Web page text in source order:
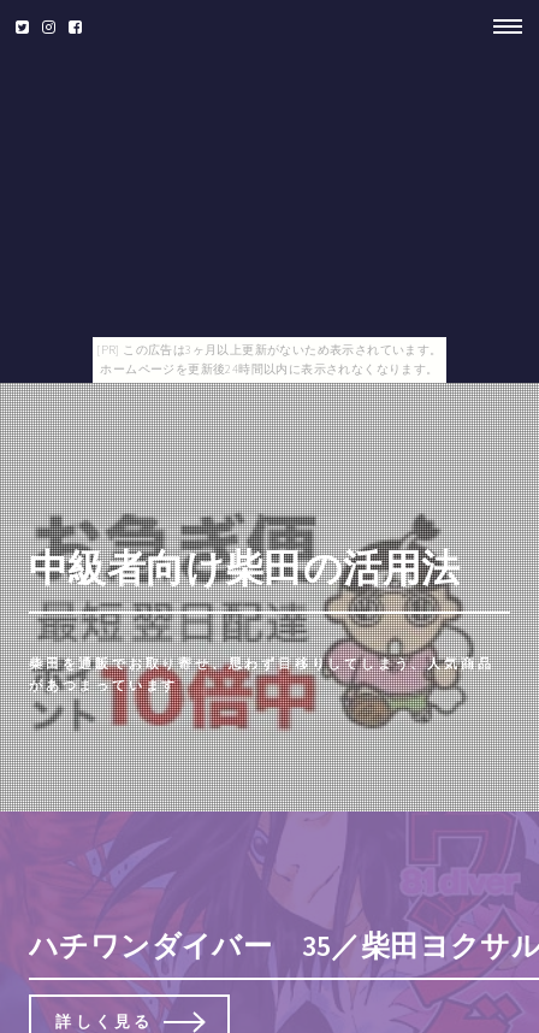
[PR] この広告は3ヶ月以上更新がないため表示されています。
ホームページを更新後24時間以内に表示されなくなります。
中級者向け柴田の活用法
柴田を通販でお取り寄せ、思わず目移りしてしまう、人気商品
があつまっています
ハチワンダイバー 35／柴田ヨクサ
詳しく見る